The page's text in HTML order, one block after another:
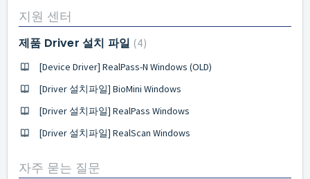
지원 센터
제품 Driver 설치 파일 4
[Device Driver] RealPass-N Windows (OLD)
[Driver 설치파일] BioMini Windows
[Driver 설치파일] RealPass Windows
[Driver 설치파일] RealScan Windows
자주 묻는 질문